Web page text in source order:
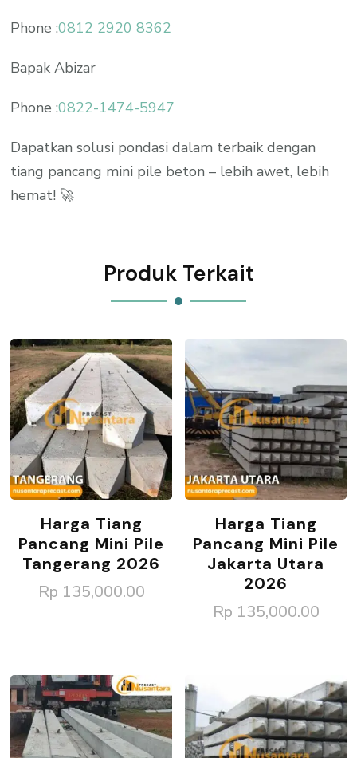
Phone :0812 2920 8362
Bapak Abizar
Phone :0822-1474-5947
Dapatkan solusi pondasi dalam terbaik dengan
tiang pancang mini pile beton – lebih awet, lebih
hemat! 🚀
Produk Terkait
Harga Tiang
Pancang Mini Pile
Tangerang 2026
Rp 135,000.00
Harga Tiang
Pancang Mini Pile
Jakarta Utara
2026
Rp 135,000.00